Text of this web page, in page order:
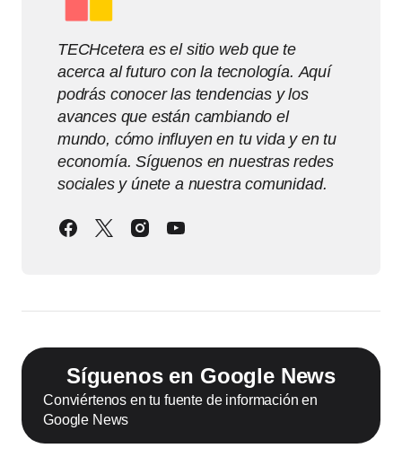
TECHcetera es el sitio web que te
acerca al futuro con la tecnología. Aquí
podrás conocer las tendencias y los
avances que están cambiando el
mundo, cómo influyen en tu vida y en tu
economía. Síguenos en nuestras redes
sociales y únete a nuestra comunidad.
Síguenos en Google News
Conviértenos en tu fuente de información en
Google News